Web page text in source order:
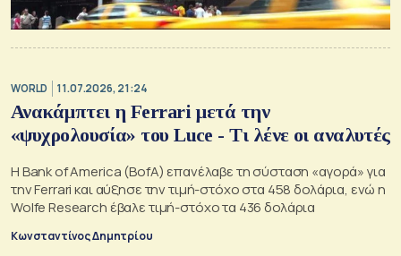
WORLD 11.07.2026, 21:24
Ανακάμπτει η Ferrari μετά την
«ψυχρολουσία» του Luce - Τι λένε οι αναλυτές
Η Bank of America (BofA) επανέλαβε τη σύσταση «αγορά» για
την Ferrari και αύξησε την τιμή-στόχο στα 458 δολάρια, ενώ η
Wolfe Research έβαλε τιμή-στόχο τα 436 δολάρια
Κωνσταντίνος Δημητρίου